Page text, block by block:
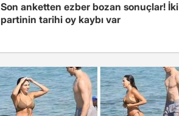
Son anketten ezber bozan sonuçlar! İki
partinin tarihi oy kaybı var